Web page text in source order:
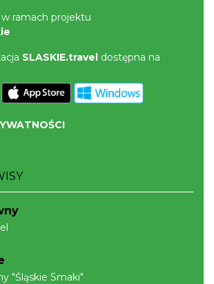
na Czantorii
ramach projektu
SLASKIE.travel dostępna na
"Śląskie Smaki"